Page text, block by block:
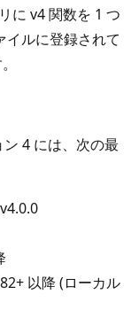
に v4 関数を 1 つ
イルに登録されて
4 には、次の最
以降 (ローカル